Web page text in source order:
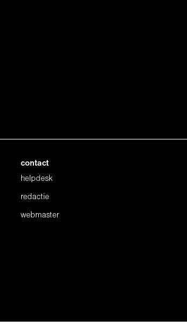
contact
helpdesk
redactie
webmaster